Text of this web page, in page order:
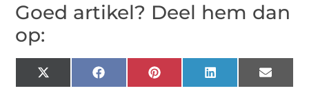
Goed artikel? Deel hem dan
op:
X
(Twitter)
Facebook Pinterest LinkedIn Email